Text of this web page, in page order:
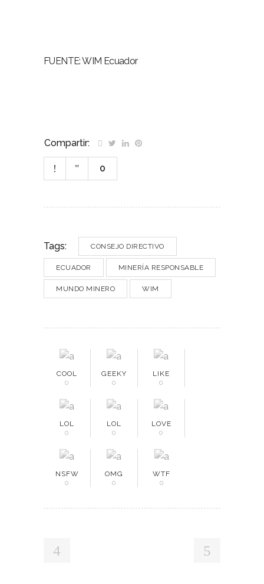
FUENTE: WIM Ecuador
Compartir:
0
Tags: CONSEJO DIRECTIVO
ECUADOR MINERÍA RESPONSABLE
MUNDO MINERO WIM
COOL
0
GEEKY
0
LIKE
0
LOL
0
LOL
0
LOVE
0
NSFW
0
OMG
0
WTF
0